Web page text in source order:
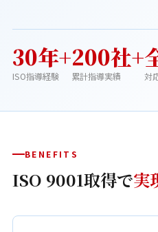
30年+
ISO指導経験
200社+
累計指導実績 対
BENEFITS
ISO 9001取得で実